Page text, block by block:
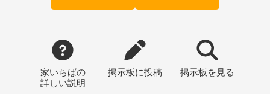
家いちばの
詳しい説明
掲示板に投稿 掲示板 を見る